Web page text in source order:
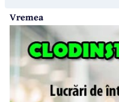
Vremea